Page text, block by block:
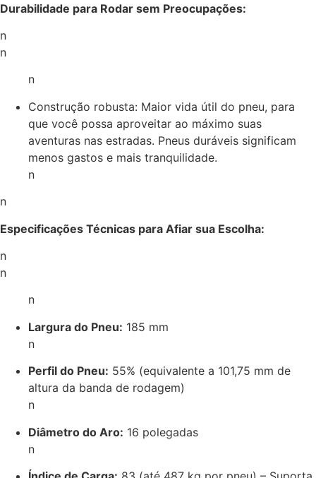
Durabilidade para Rodar sem Preocupações:
n
n
n
Construção robusta: Maior vida útil do pneu, para
que você possa aproveitar ao máximo suas
aventuras nas estradas. Pneus duráveis significam
menos gastos e mais tranquilidade.
n
n
Especificações Técnicas para Afiar sua Escolha:
n
n
n
Largura do Pneu: 185 mm
n
Perfil do Pneu: 55% (equivalente a 101,75 mm de
altura da banda de rodagem)
n
Diâmetro do Aro: 16 polegadas
n